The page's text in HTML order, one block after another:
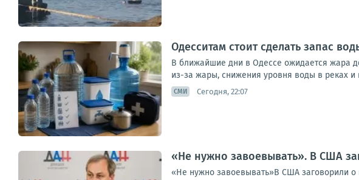
Одесситам стоит сделать запас
В ближайшие дни в Одессе ожидается жара
из-за жары, снижения уровня воды в реках и
СМИ Сегодня, 22:07
«Не нужно завоевывать». В США
«Не нужно завоевывать»В США заговорили о